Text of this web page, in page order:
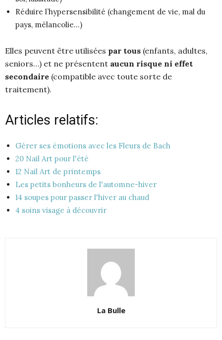
Réduire l’hypersensibilité (changement de vie, mal du
pays, mélancolie…)
Elles peuvent être utilisées par tous (enfants, adultes,
seniors…) et ne présentent aucun risque ni effet
secondaire (compatible avec toute sorte de
traitement).
Articles relatifs:
Gérer ses émotions avec les Fleurs de Bach
20 Nail Art pour l'été
12 Nail Art de printemps
Les petits bonheurs de l'automne-hiver
14 soupes pour passer l'hiver au chaud
4 soins visage à découvrir
La Bulle